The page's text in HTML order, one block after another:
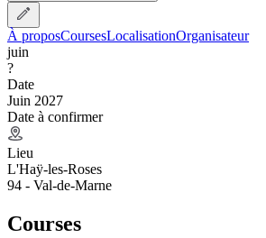
À proposCoursesLocalisationOrganisateur
juin
?
Date
Juin 2027
Date à confirmer
Lieu
L'Haÿ-les-Roses
94 - Val-de-Marne
Courses